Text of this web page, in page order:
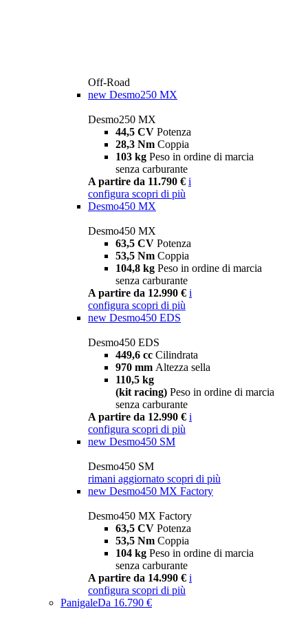
Off-Road
new Desmo250 MX
Desmo250 MX
44,5 CV Potenza
28,3 Nm Coppia
103 kg Peso in ordine di marcia
senza carburante
A partire da 11.790 € i
configura scopri di più
Desmo450 MX
Desmo450 MX
63,5 CV Potenza
53,5 Nm Coppia
104,8 kg Peso in ordine di marcia
senza carburante
A partire da 12.990 € i
configura scopri di più
new Desmo450 EDS
Desmo450 EDS
449,6 cc Cilindrata
970 mm Altezza sella
110,5 kg
(kit racing) Peso in ordine di marcia
senza carburante
A partire da 12.990 € i
configura scopri di più
new Desmo450 SM
Desmo450 SM
rimani aggiornato scopri di più
new Desmo450 MX Factory
Desmo450 MX Factory
63,5 CV Potenza
53,5 Nm Coppia
104 kg Peso in ordine di marcia
senza carburante
A partire da 14.990 € i
configura scopri di più
PanigaleDa 16.790 €